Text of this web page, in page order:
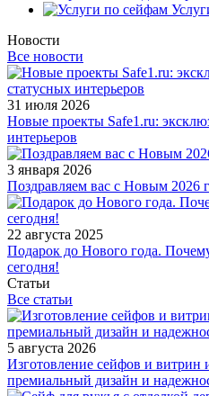
Новости
Все новости
31 июля 2026
Новые проекты Safe1.ru:
интерьеров
3 января 2026
Поздравляем вас с Новым 2026
22 августа 2025
Подарок до Нового года.
сегодня!
Статьи
Все статьи
5 августа 2026
Изготовление сейфов и витрин
премиальный дизайн и